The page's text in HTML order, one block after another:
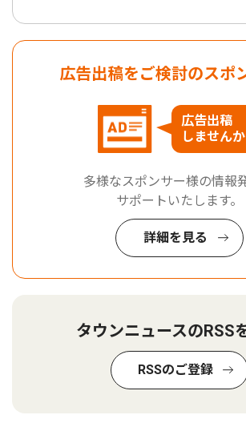
広告出稿をご検討のスポ
広告出稿
しませんか
多様なスポンサー様の情報
サポートいたします。
詳細を見る
タウンニュースのRSS
RSSのご登録